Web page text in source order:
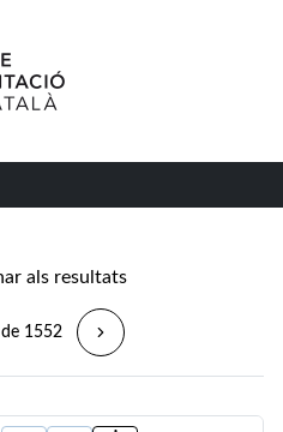
als resultats
1552